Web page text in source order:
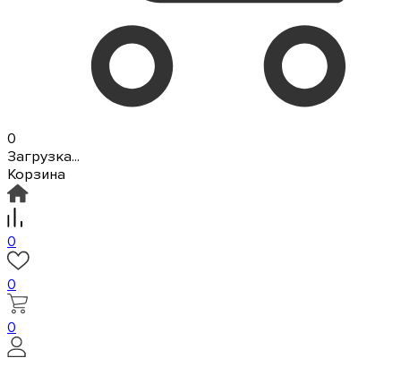
0
Загрузка...
Корзина
0
0
0